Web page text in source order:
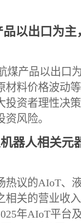
以出口为主
煤产品以出口
材料价格波动
投资者理性决
风险。
器人相关元
热议的AIoT、
相关的营业收
年AIoT平台